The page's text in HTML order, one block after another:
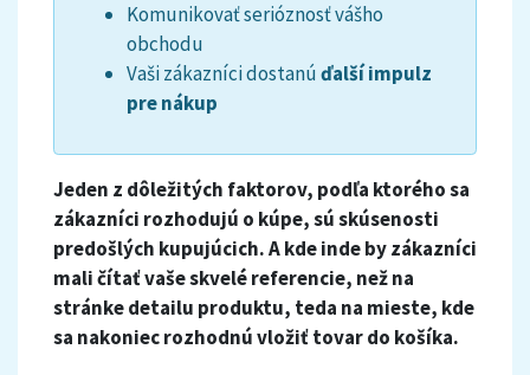
Komunikovať serióznosť vášho
obchodu
Vaši zákazníci dostanúďalší impulz
pre nákup
Jeden z dôležitých faktorov, podľa ktorého sa
zákazníci rozhodujú o kúpe, sú skúsenosti
predošlých kupujúcich. A kde inde by zákazníci
mali čítať vaše skvelé referencie, než na
stránke detailu produktu, teda na mieste, kde
sa nakoniec rozhodnú vložiť tovar do košíka.